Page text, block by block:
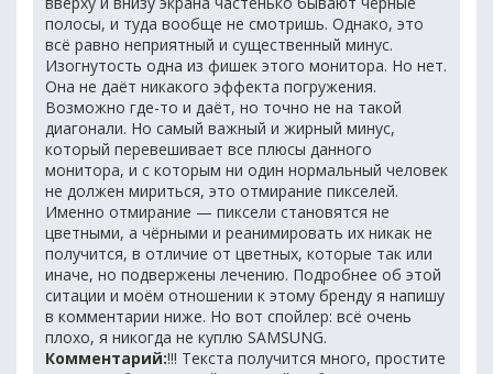
полосы, и туда вообще не смотришь. Однако, это
всё равно неприятный и существенный минус.
Изогнутость одна из фишек этого монитора. Но нет.
Она не даёт никакого эффекта погружения.
Возможно где-то и даёт, но точно не на такой
диагонали. Но самый важный и жирный минус,
который перевешивает все плюсы данного
монитора, и с которым ни один нормальный человек
не должен мириться, это отмирание пикселей.
Именно отмирание — пиксели становятся не
цветными, а чёрными и реанимировать их никак не
получится, в отличие от цветных, которые так или
иначе, но подвержены лечению. Подробнее об этой
ситации и моём отношении к этому бренду я напишу
в комментарии ниже. Но вот спойлер: всё очень
плохо, я никогда не куплю SAMSUNG.
Комментарий:!!! Текста получится много, простите